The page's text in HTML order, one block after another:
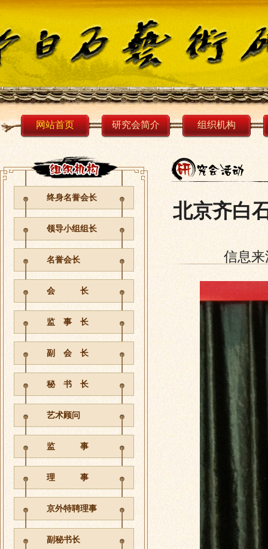
网站首页 研究会简介 组织机构
终身名誉会长
领导小组组长
名誉会长
会 长
监 事 长
副 会 长
秘 书 长
艺术顾问
监 事
理 事
京外特聘理事
副秘书长
北京齐白
信息